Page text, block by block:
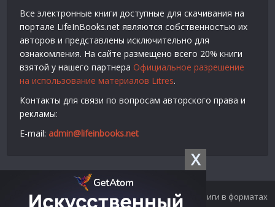
Все электронные книги доступные для скачивания на
портале LifeInBooks.net являются собственностью их
авторов и представлены исключительно для
ознакомления. На сайте размещено всего 20% книги
взятой у нашего партнера Официальное разрешение
на использование материалов Litres.
Контакты для связи по вопросам авторского права и
рекламы:
E-mail: admin@lifeinbooks.net
© 2012-2024 LifeInBooks.net - Скачать бесплатно книги в форматах
X